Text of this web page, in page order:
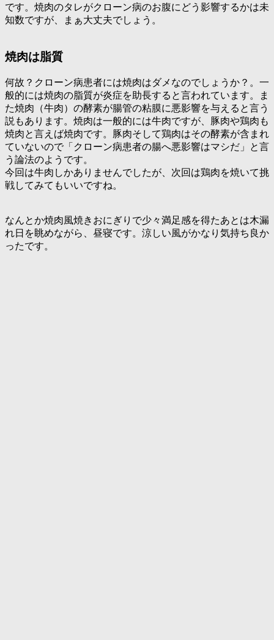
です。焼肉のタレがクローン病のお腹にどう影響するかは未
知数ですが、まぁ大丈夫でしょう。
焼肉は脂質
何故？クローン病患者には焼肉はダメなのでしょうか？。一
般的には焼肉の脂質が炎症を助長すると言われています。ま
た焼肉（牛肉）の酵素が腸管の粘膜に悪影響を与えると言う
説もあります。焼肉は一般的には牛肉ですが、豚肉や鶏肉も
焼肉と言えば焼肉です。豚肉そして鶏肉はその酵素が含まれ
ていないので「クローン病患者の腸へ悪影響はマシだ」と言
う論法のようです。
今回は牛肉しかありませんでしたが、次回は鶏肉を焼いて挑
戦してみてもいいですね。
なんとか焼肉風焼きおにぎりで少々満足感を得たあとは木漏
れ日を眺めながら、昼寝です。涼しい風がかなり気持ち良か
ったです。